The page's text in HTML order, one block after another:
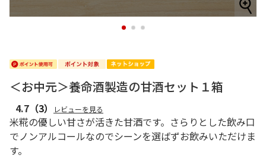
1 2 3
＜お中元＞養命酒製造の甘酒セット１箱
4.7 （3） レビューを見る
米糀の優しい甘さが活きた甘酒です。さらりとした飲み口
でノンアルコールなのでシーンを選ばずお飲みいただけま
す。